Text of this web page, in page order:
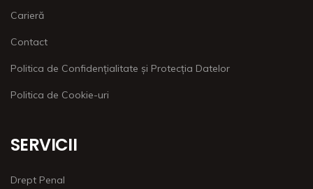
Carieră
Contact
Politica de Confidențialitate și Protecția Datelor
Politica de Cookie-uri
SERVICII
Drept Penal